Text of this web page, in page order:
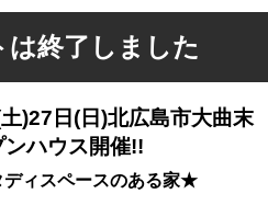
終了しました
)27日(日)北広島市大曲末
ハウス開催!!
ィスペースのある家★